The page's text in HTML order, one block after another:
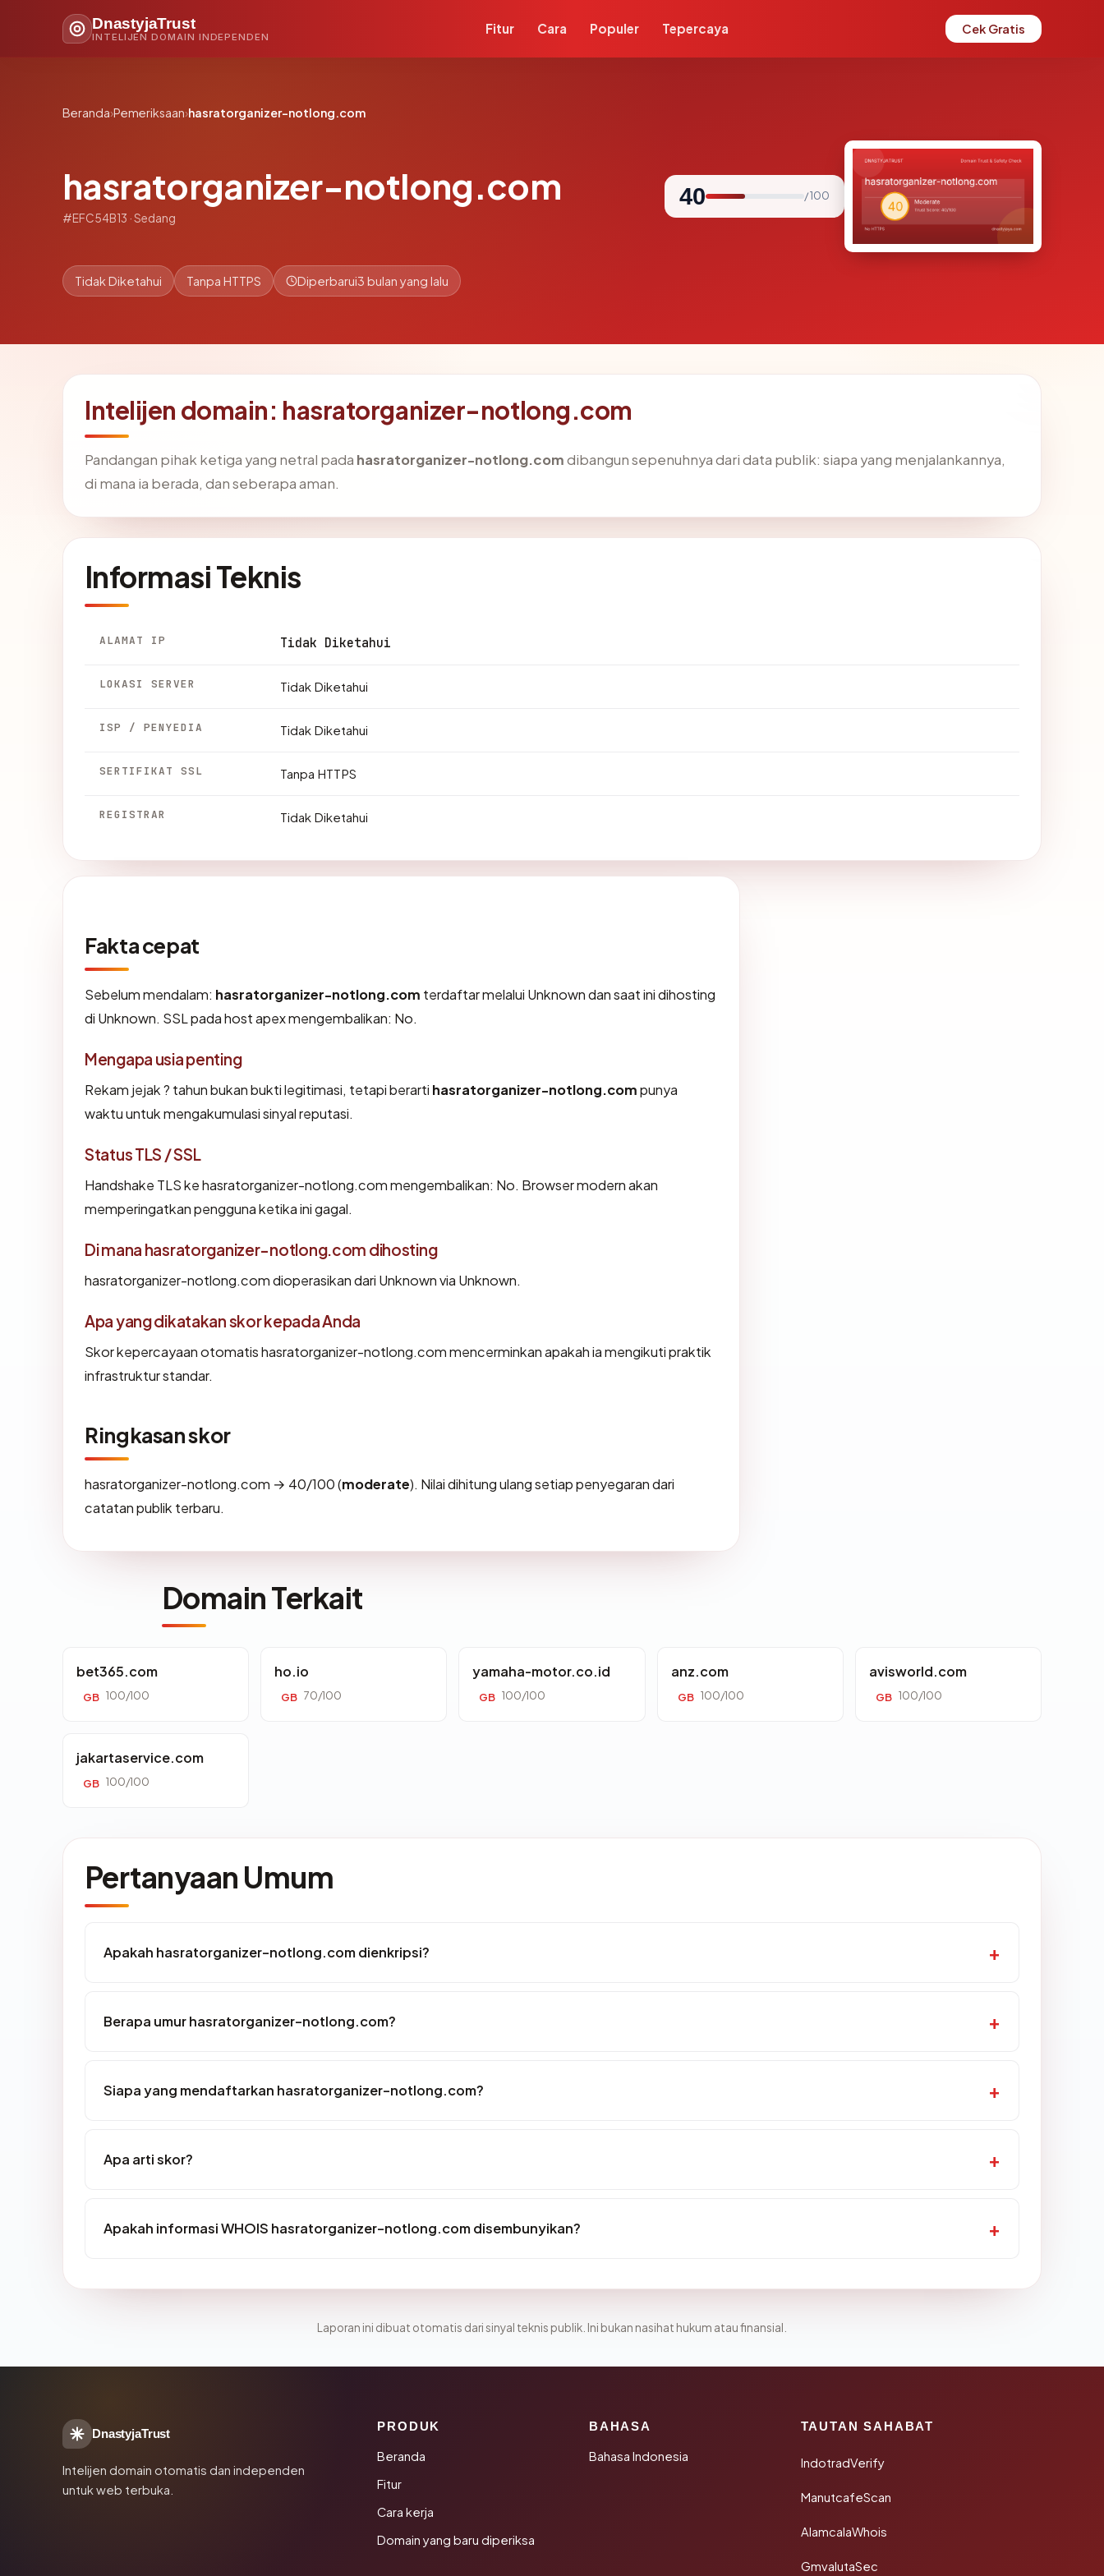
DnastyjaTrust
INTELIJEN DOMAIN INDEPENDEN
Fitur Cara Populer Tepercaya Cek Gratis
Beranda›Pemeriksaan›hasratorganizer-notlong.com
hasratorganizer-notlong.com
#EFC54B13 · Sedang
40 / 100
Tidak Diketahui Tanpa HTTPS Diperbarui3 bulan yang lalu
Intelijen domain: hasratorganizer-notlong.com
Pandangan pihak ketiga yang netral pada hasratorganizer-notlong.comdibangun sepenuhnya dari data publik: siapa yang menjalankannya,
di mana ia berada, dan seberapa aman.
Informasi Teknis
ALAMAT IP Tidak Diketahui
LOKASI SERVER Tidak Diketahui
ISP / PENYEDIA Tidak Diketahui
SERTIFIKAT SSL Tanpa HTTPS
REGISTRAR Tidak Diketahui
Fakta cepat
Sebelum mendalam: hasratorganizer-notlong.com terdaftar melalui Unknown dan saat ini dihosting
di Unknown. SSL pada host apex mengembalikan: No.
Mengapa usia penting
Rekam jejak ? tahun bukan bukti legitimasi, tetapi berarti hasratorganizer-notlong.compunya
waktu untuk mengakumulasi sinyal reputasi.
Status TLS / SSL
Handshake TLS ke hasratorganizer-notlong.com mengembalikan: No. Browser modern akan
memperingatkan pengguna ketika ini gagal.
Di mana hasratorganizer-notlong.com dihosting
hasratorganizer-notlong.com dioperasikan dari Unknown via Unknown.
Apa yang dikatakan skor kepada Anda
Skor kepercayaan otomatis hasratorganizer-notlong.com mencerminkan apakah ia mengikuti praktik
infrastruktur standar.
Ringkasan skor
hasratorganizer-notlong.com → 40/100 (moderate). Nilai dihitung ulang setiap penyegaran dari
catatan publik terbaru.
Domain Terkait
bet365.com
GB 100/100
ho.io
GB 70/100
yamaha-motor.co.id
GB 100/100
anz.com
GB 100/100
avisworld.com
GB 100/100
jakartaservice.com
GB 100/100
Pertanyaan Umum
Apakah hasratorganizer-notlong.com dienkripsi?
Berapa umur hasratorganizer-notlong.com?
Siapa yang mendaftarkan hasratorganizer-notlong.com?
Apa arti skor?
Apakah informasi WHOIS hasratorganizer-notlong.com disembunyikan?
Laporan ini dibuat otomatis dari sinyal teknis publik. Ini bukan nasihat hukum atau finansial.
DnastyjaTrust
Intelijen domain otomatis dan independen
untuk web terbuka.
PRODUK
Beranda
Fitur
Cara kerja
Domain yang baru diperiksa
BAHASA
Bahasa Indonesia
TAUTAN SAHABAT
IndotradVerify
ManutcafeScan
AlamcalaWhois
GmvalutaSec